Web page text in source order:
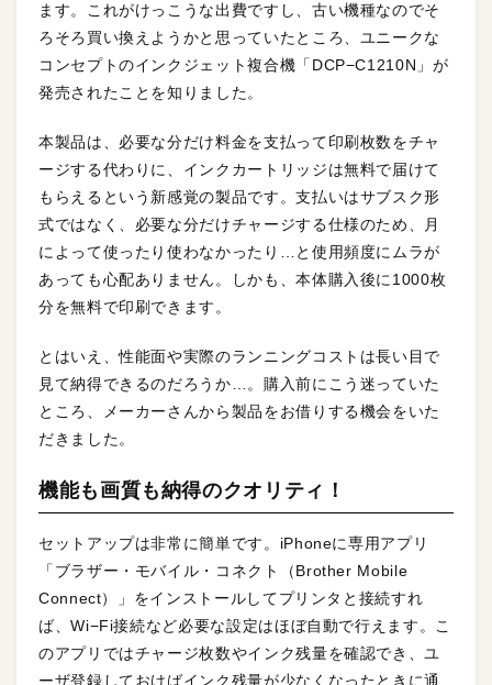
ます。これがけっこうな出費ですし、古い機種なのでそ
ろそろ買い換えようかと思っていたところ、ユニークな
コンセプトのインクジェット複合機「DCP−C1210N」が
発売されたことを知りました。
本製品は、必要な分だけ料金を支払って印刷枚数をチャ
ージする代わりに、インクカートリッジは無料で届けて
もらえるという新感覚の製品です。支払いはサブスク形
式ではなく、必要な分だけチャージする仕様のため、月
によって使ったり使わなかったり…と使用頻度にムラが
あっても心配ありません。しかも、本体購入後に1000枚
分を無料で印刷できます。
とはいえ、性能面や実際のランニングコストは長い目で
見て納得できるのだろうか…。購入前にこう迷っていた
ところ、メーカーさんから製品をお借りする機会をいた
だきました。
機能も画質も納得のクオリティ！
セットアップは非常に簡単です。iPhoneに専用アプリ
「ブラザー・モバイル・コネクト（Brother Mobile
Connect）」をインストールしてプリンタと接続すれ
ば、Wi−Fi接続など必要な設定はほぼ自動で行えます。こ
のアプリではチャージ枚数やインク残量を確認でき、ユ
ーザ登録しておけばインク残量が少なくなったときに通